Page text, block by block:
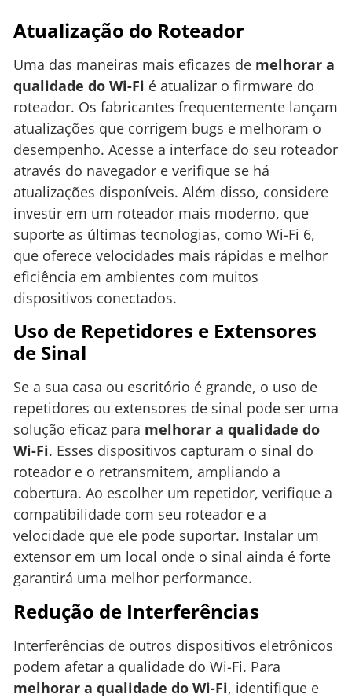
Atualização do Roteador
Uma das maneiras mais eficazes de melhorar a
qualidade do Wi-Fi é atualizar o firmware do
roteador. Os fabricantes frequentemente lançam
atualizações que corrigem bugs e melhoram o
desempenho. Acesse a interface do seu roteador
através do navegador e verifique se há
atualizações disponíveis. Além disso, considere
investir em um roteador mais moderno, que
suporte as últimas tecnologias, como Wi-Fi 6,
que oferece velocidades mais rápidas e melhor
eficiência em ambientes com muitos
dispositivos conectados.
Uso de Repetidores e Extensores
de Sinal
Se a sua casa ou escritório é grande, o uso de
repetidores ou extensores de sinal pode ser uma
solução eficaz para melhorar a qualidade do
Wi-Fi. Esses dispositivos capturam o sinal do
roteador e o retransmitem, ampliando a
cobertura. Ao escolher um repetidor, verifique a
compatibilidade com seu roteador e a
velocidade que ele pode suportar. Instalar um
extensor em um local onde o sinal ainda é forte
garantirá uma melhor performance.
Redução de Interferências
Interferências de outros dispositivos eletrônicos
podem afetar a qualidade do Wi-Fi. Para
melhorar a qualidade do Wi-Fi, identifique e